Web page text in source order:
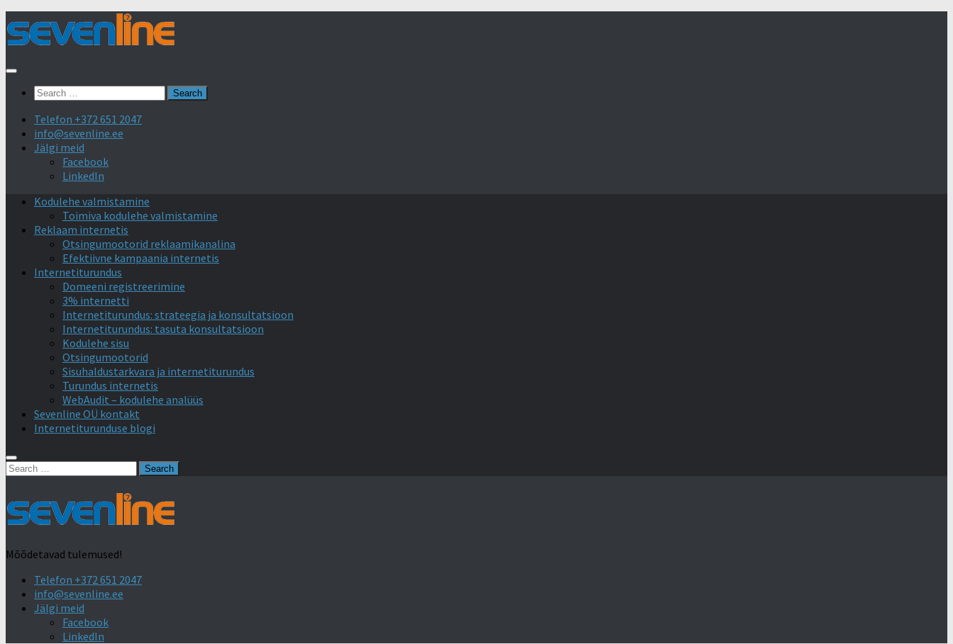
to
content
Search
Telefon +372 651 2047
info@sevenline.ee
Jälgi meid
Facebook
LinkedIn
Kodulehe valmistamine
Toimiva kodulehe valmistamine
Reklaam internetis
Otsingumootorid reklaamikanalina
Efektiivne kampaania internetis
Internetiturundus
Domeeni registreerimine
3% internetti
Internetiturundus: strateegia ja konsultatsioon
Internetiturundus: tasuta konsultatsioon
Kodulehe sisu
Otsingumootorid
Sisuhaldustarkvara ja internetiturundus
Turundus internetis
WebAudit – kodulehe analüüs
Sevenline OÜ kontakt
Internetiturunduse blogi
Search
Mõõdetavad tulemused!
Telefon +372 651 2047
info@sevenline.ee
Jälgi meid
Facebook
LinkedIn